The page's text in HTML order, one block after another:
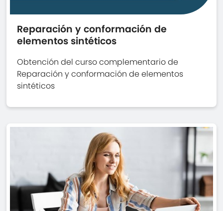
Reparación y conformación de
elementos sintéticos
Obtención del curso complementario de
Reparación y conformación de elementos
sintéticos